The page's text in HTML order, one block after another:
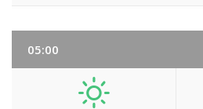
05:00